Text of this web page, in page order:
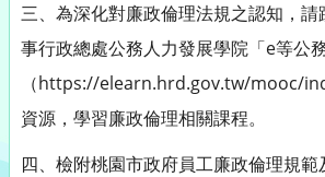
三、為深化對廉政倫理法規之認知，請
事行政總處公務人力發展學院「e等公
（https://elearn.hrd.gov.tw/mooc/
資源，學習廉政倫理相關課程。
四、檢附桃園市政府員工廉政倫理規